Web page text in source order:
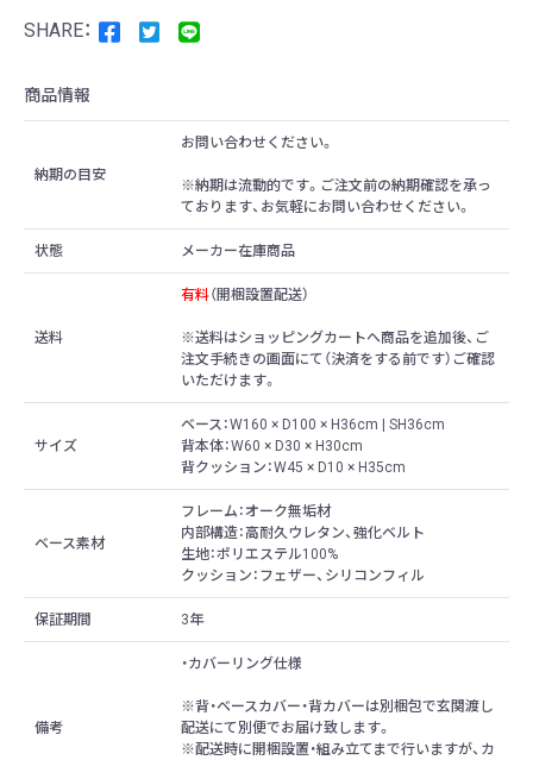
商品情報
納期の目安
お問い合わせください。
※納期は流動的です。ご注文前の納期確認を承っ
ております、お気軽にお問い合わせください。
状態 メーカー在庫商品
送料
有料（開梱設置配送）
※送料はショッピングカートへ商品を追加後、ご
注文手続きの画面にて（決済をする前です）ご確認
いただけます。
サイズ
ベース：W160 × D100 × H36cm | SH36cm
背本体：W60 × D30 × H30cm
背クッション：W45 × D10 × H35cm
ベース素材
フレーム：オーク無垢材
内部構造：高耐久ウレタン、強化ベルト
生地：ポリエステル100%
クッション：フェザー、シリコンフィル
保証期間 3年
備考
・カバーリング仕様
※背・ベースカバー・背カバーは別梱包で玄関渡し
配送にて別便でお届け致します。
※配送時に開梱設置・組み立てまで行いますが、カ